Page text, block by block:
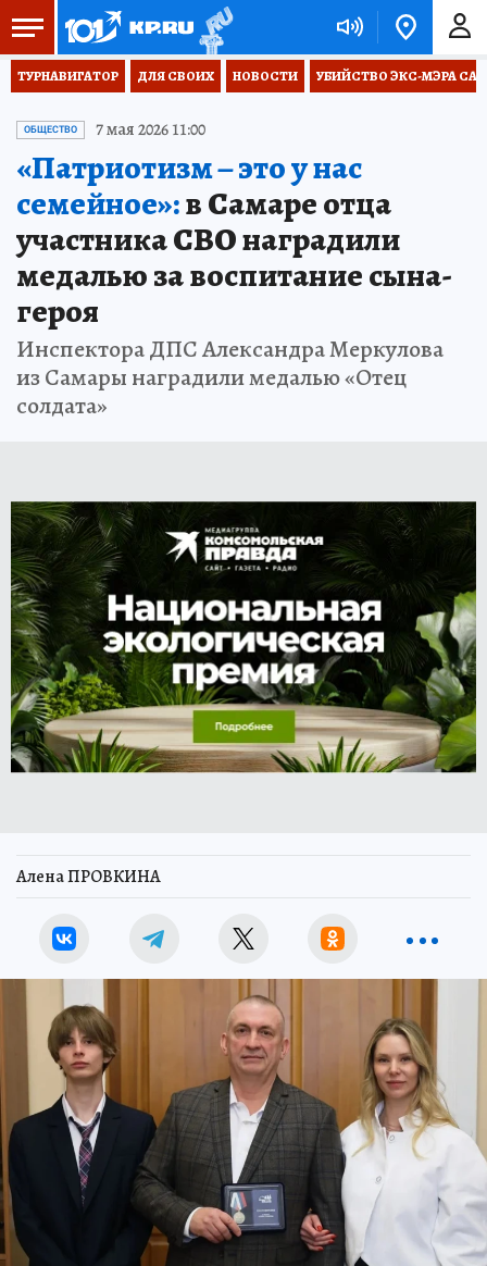
ТУРНАВИГАТОР ДЛЯ СВОИХ НОВОСТИ УБИЙСТВО ЭКС-МЭРА
ОБЩЕСТВО 7 мая 2026 11:00
«Патриотизм – это у нас
семейное»:в Самаре отца
участника СВО наградили
медалью за воспитание сына-
героя
Инспектора ДПС Александра Меркулова
из Самары наградили медалью «Отец
солдата»
Алена ПРОВКИНА